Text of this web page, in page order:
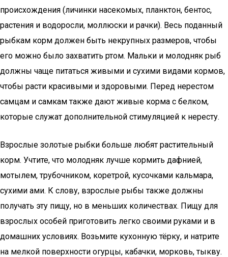
происхождения (личинки насекомых, планктон, бентос,
растения и водоросли, моллюски и рачки). Весь поданный
рыбкам корм должен быть некрупных размеров, чтобы
его можно было захватить ртом. Мальки и молодняк рыб
должны чаще питаться живыми и сухими видами кормов,
чтобы расти красивыми и здоровыми. Перед нерестом
самцам и самкам также дают живые корма с белком,
которые служат дополнительной стимуляцией к нересту.
Взрослые золотые рыбки больше любят растительный
корм. Учтите, что молодняк лучше кормить дафнией,
мотылем, трубочником, коретрой, кусочками кальмара,
сухими ами. К слову, взрослые рыбы также должны
получать эту пищу, но в меньших количествах. Пищу для
взрослых особей приготовить легко своими руками и в
домашних условиях. Возьмите кухонную тёрку, и натрите
на мелкой поверхности огурцы, кабачки, морковь, тыкву.